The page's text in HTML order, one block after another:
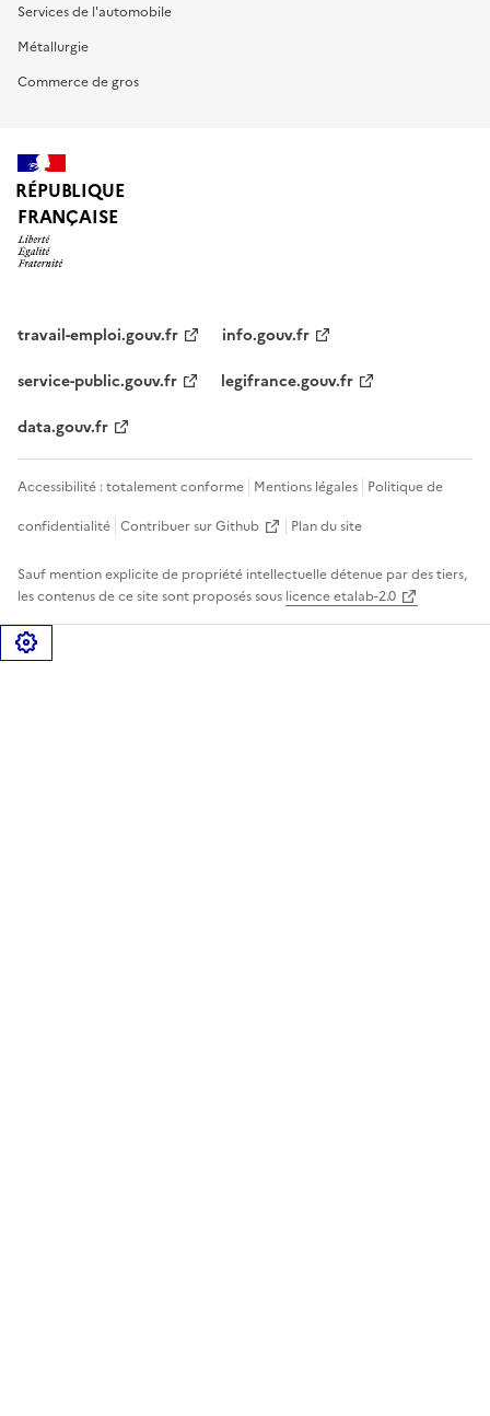
Services de l'automobile
Métallurgie
Commerce de gros
RÉPUBLIQUE
FRANÇAISE
travail-emploi.gouv.fr
info.gouv.fr
service-public.gouv.fr
legifrance.gouv.fr
data.gouv.fr
Accessibilité : totalement conforme Mentions légales Politique de
confidentialité Contribuer sur Github Plan du site
Sauf mention explicite de propriété intellectuelle détenue par des tiers,
les contenus de ce site sont proposés sous licence etalab-2.0
Gérer les cookies